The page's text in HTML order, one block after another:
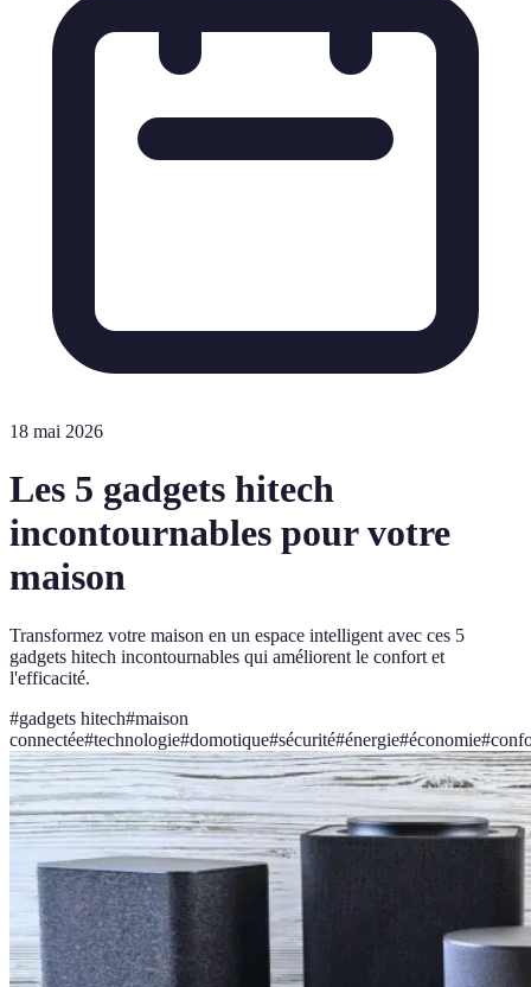
18 mai 2026
Les 5 gadgets hitech
incontournables pour votre
maison
Transformez votre maison en un espace intelligent avec ces 5
gadgets hitech incontournables qui améliorent le confort et
l'efficacité.
#gadgets hitech#maison
connectée#technologie#domotique#sécurité#énergie#économie#